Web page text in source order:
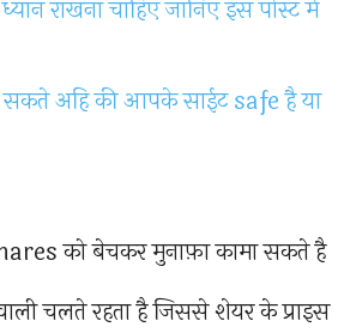
राखना चाहिए जानिए इस पोस्ट में
अहि की आपके साईट safe है या
को बेचकर मुनाफ़ा कामा सकते है
चलते रहता है जिससे शेयर के प्राइस